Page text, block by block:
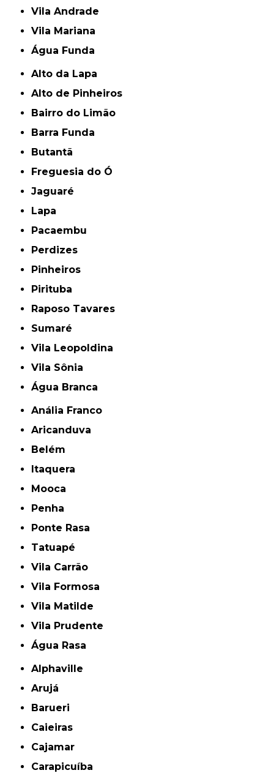
Vila Andrade
Vila Mariana
Água Funda
Alto da Lapa
Alto de Pinheiros
Bairro do Limão
Barra Funda
Butantã
Freguesia do Ó
Jaguaré
Lapa
Pacaembu
Perdizes
Pinheiros
Pirituba
Raposo Tavares
Sumaré
Vila Leopoldina
Vila Sônia
Água Branca
Anália Franco
Aricanduva
Belém
Itaquera
Mooca
Penha
Ponte Rasa
Tatuapé
Vila Carrão
Vila Formosa
Vila Matilde
Vila Prudente
Água Rasa
Alphaville
Arujá
Barueri
Caieiras
Cajamar
Carapicuíba